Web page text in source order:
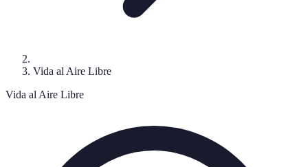
Vida al Aire Libre
Vida al Aire Libre